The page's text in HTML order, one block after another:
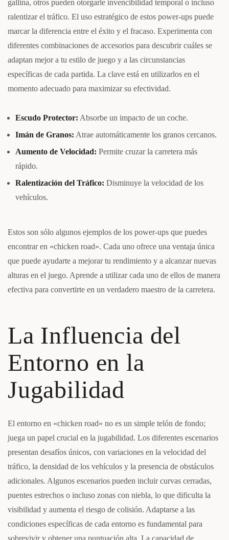
gallina, otros pueden otorgarle invencibilidad temporal o incluso
ralentizar el tráfico. El uso estratégico de estos power-ups puede
marcar la diferencia entre el éxito y el fracaso. Experimenta con
diferentes combinaciones de accesorios para descubrir cuáles se
adaptan mejor a tu estilo de juego y a las circunstancias
específicas de cada partida. La clave está en utilizarlos en el
momento adecuado para maximizar su efectividad.
Escudo Protector: Absorbe un impacto de un coche.
Imán de Granos: Atrae automáticamente los granos cercanos.
Aumento de Velocidad: Permite cruzar la carretera más
rápido.
Ralentización del Tráfico: Disminuye la velocidad de los
vehículos.
Estos son sólo algunos ejemplos de los power-ups que puedes
encontrar en «chicken road». Cada uno ofrece una ventaja única
que puede ayudarte a mejorar tu rendimiento y a alcanzar nuevas
alturas en el juego. Aprende a utilizar cada uno de ellos de manera
efectiva para convertirte en un verdadero maestro de la carretera.
La Influencia del
Entorno en la
Jugabilidad
El entorno en «chicken road» no es un simple telón de fondo;
juega un papel crucial en la jugabilidad. Los diferentes escenarios
presentan desafíos únicos, con variaciones en la velocidad del
tráfico, la densidad de los vehículos y la presencia de obstáculos
adicionales. Algunos escenarios pueden incluir curvas cerradas,
puentes estrechos o incluso zonas con niebla, lo que dificulta la
visibilidad y aumenta el riesgo de colisión. Adaptarse a las
condiciones específicas de cada entorno es fundamental para
sobrevivir y obtener una puntuación alta. La capacidad de